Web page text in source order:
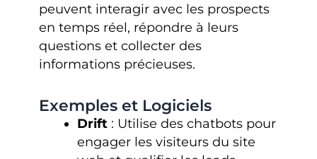
peuvent interagir avec les prospects
en temps réel, répondre à leurs
questions et collecter des
informations précieuses.
Exemples et Logiciels
Drift: Utilise des chatbots pour
engager les visiteurs du site